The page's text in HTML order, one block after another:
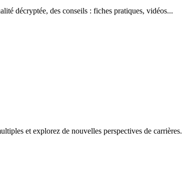
décryptée, des conseils : fiches pratiques, vidéos...
et explorez de nouvelles perspectives de carrières.